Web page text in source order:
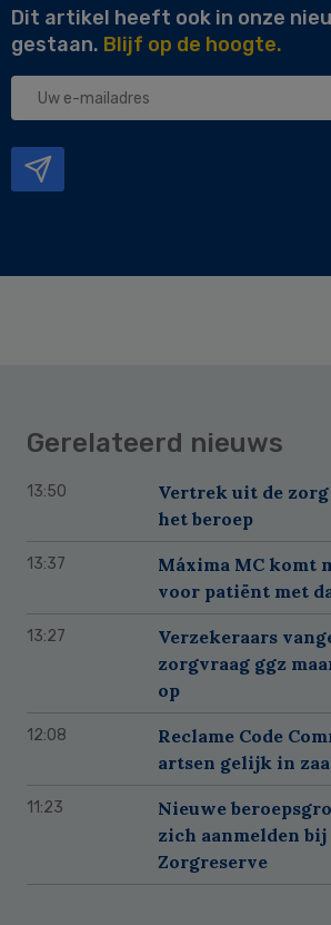
Dit artikel heeft ook in onze
gestaan. Blijf op de hoogte.
Uw
Gerelateerd nieuws
13:50
Vertrek uit de
het beroep
13:37
Máxima MC komt
voor patiënt met
13:27
Verzekeraars
zorgvraag ggz
op
12:08
Reclame Code
artsen gelijk in
11:23
Nieuwe
zich aanmelden
Zorgreserve